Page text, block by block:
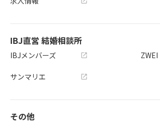
IBJ直営 結婚相談所
IBJメンバーズ
サンマリエ
ZWEI
その他